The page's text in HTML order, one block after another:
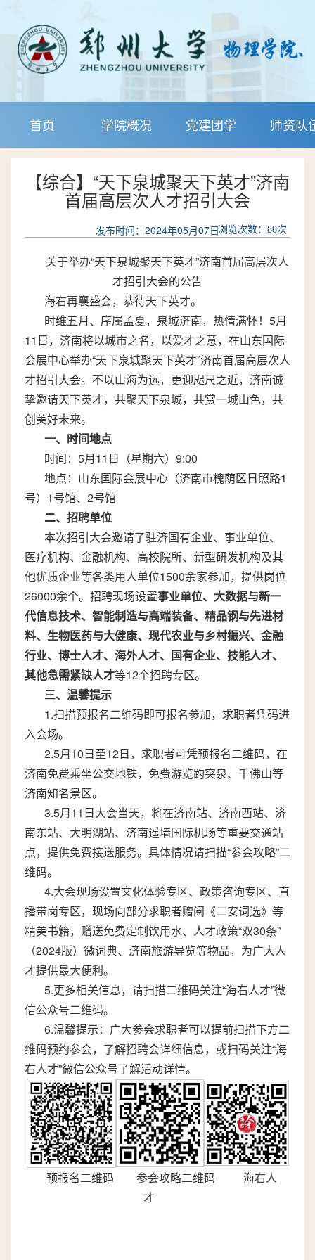
首页 学院概况 党建团学 师资队
【综合】“天下泉城聚天下英才”济南
首届高层次人才招引大会
发布时间：2024年05月07日浏览次数： 80次
关于举办“天下泉城聚天下英才”济南首届高层次人
才招引大会的公告
海右再襄盛会，恭待天下英才。
时维五月、序属孟夏，泉城济南，热情满怀！5月
11日，济南将以城市之名，以爱才之意，在山东国际
会展中心举办“天下泉城聚天下英才”济南首届高层次人
才招引大会。不以山海为远，更迎咫尺之近，济南诚
挚邀请天下英才，共聚天下泉城，共赏一城山色，共
创美好未来。
一、时间地点
时间：5月11日（星期六）9:00
地点：山东国际会展中心（济南市槐荫区日照路1
号）1号馆、2号馆
二、招聘单位
本次招引大会邀请了驻济国有企业、事业单位、
医疗机构、金融机构、高校院所、新型研发机构及其
他优质企业等各类用人单位1500余家参加，提供岗位
26000余个。招聘现场设置事业单位、大数据与新一
代信息技术、智能制造与高端装备、精品钢与先进材
料、生物医药与大健康、现代农业与乡村振兴、金融
行业、博士人才、海外人才、国有企业、技能人才、
其他急需紧缺人才等12个招聘专区。
三、温馨提示
1.扫描预报名二维码即可报名参加，求职者凭码进
入会场。
2.5月10日至12日，求职者可凭预报名二维码，在
济南免费乘坐公交地铁，免费游览趵突泉、千佛山等
济南知名景区。
3.5月11日大会当天，将在济南站、济南西站、济
南东站、大明湖站、济南遥墙国际机场等重要交通站
点，提供免费接送服务。具体情况请扫描“参会攻略”二
维码。
4.大会现场设置文化体验专区、政策咨询专区、直
播带岗专区，现场向部分求职者赠阅《二安词选》等
精美书籍，赠送免费定制饮用水、人才政策“双30条”
（2024版）微词典、济南旅游导览等物品，为广大人
才提供最大便利。
5.更多相关信息，请扫描二维码关注“海右人才”微
信公众号二维码。
6.温馨提示：广大参会求职者可以提前扫描下方二
维码预约参会，了解招聘会详细信息，或扫码关注“海
右人才”微信公众号了解活动详情。
预报名二维码 参会攻略二维码 海右人
才